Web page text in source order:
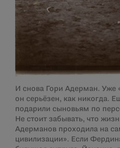
И снова Гори Адерман. Уже
он серьёзен, как никогда.
подарили сыновьям по
Не стоит забывать, что
Адерманов проходила на
цивилизации». Если